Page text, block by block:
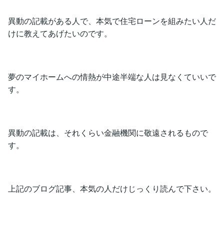
異動の記載がある人で、本気で住宅ローンを組みたい人だ
けに教えてあげたいのです。
夢のマイホームへの情熱が中途半端な人は見なくていいで
す。
異動の記載は、それくらい金融機関に敬遠されるもので
す。
上記のブログ記事、本気の人だけじっくり読んで下さい。